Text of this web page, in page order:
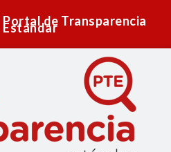
Portal de Transparencia
Estándar